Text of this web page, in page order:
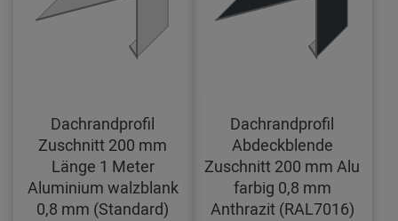
Dachrandprofil
Zuschnitt 200 mm
Länge 1 Meter
Aluminium walzblank
0,8 mm (Standard)
Dachrandprofil
Abdeckblende
Zuschnitt 200 mm Alu
farbig 0,8 mm
Anthrazit (RAL7016)